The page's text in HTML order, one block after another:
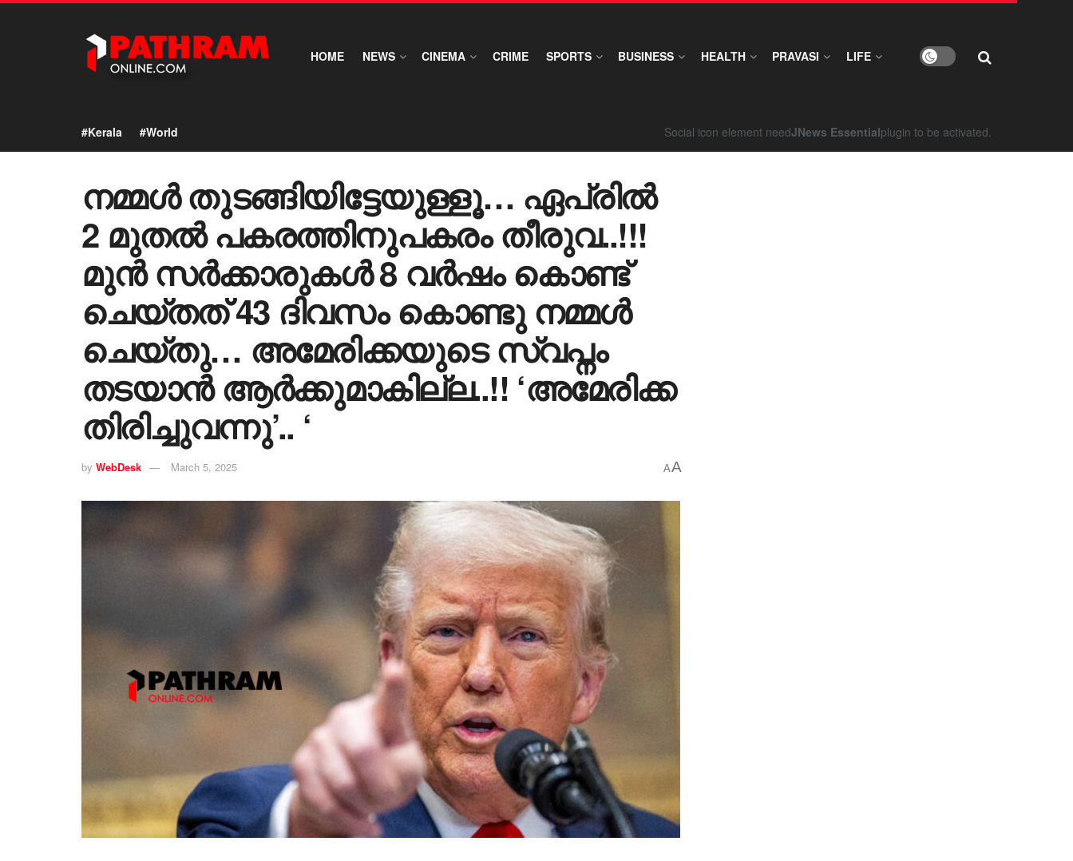
HOME NEWS CINEMA CRIME SPORTS BUSINESS HEALTH PRAVASI LIFE
#Kerala #World Social icon element needJNews Essentialplugin to be activated.
നമ്മൾ തുടങ്ങിയിട്ടേയുള്ളൂ… ഏപ്രിൽ
2 മുതൽ പകരത്തിനുപകരം തീരുവ..!!!
മുൻ സർക്കാരുകൾ 8 വർഷം കൊണ്ട്
ചെയ്തത് 43 ദിവസം കൊണ്ടു നമ്മൾ
ചെയ്തു… അമേരിക്കയുടെ സ്വപ്നം
തടയാൻ ആർക്കുമാകില്ല..!! ‘അമേരിക്ക
തിരിച്ചുവന്നു’.. ‘
by WebDesk March 5, 2025 AA